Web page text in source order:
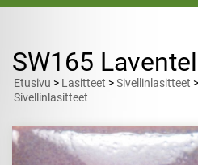
SW165
Etusivu > Lasitteet >Sivellinlasitteet >
Sivellinlasitteet